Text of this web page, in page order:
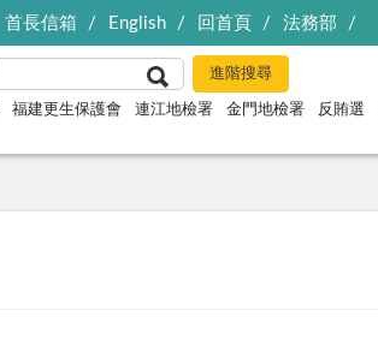
首長信箱 English 回首頁 法務部
福建更生保護會 連江地檢署 金門地檢署 反賄選